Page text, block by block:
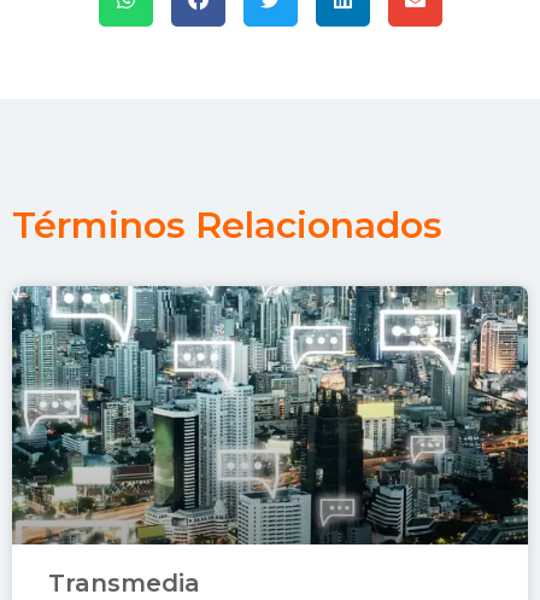
Términos Relacionados
Transmedia